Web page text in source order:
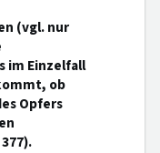
(vgl. nur
im Einzelfall
ob
Opfers